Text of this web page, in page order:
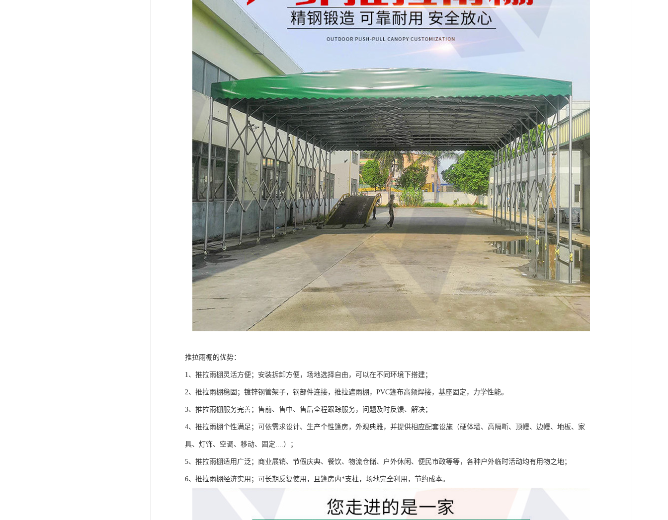
推拉雨棚的优势：
1、推拉雨棚灵活方便；安装拆卸方便，场地选择自由，可以在不同环境下搭建；
2、推拉雨棚稳固；镀锌钢管架子，钢部件连接，推拉遮雨棚，PVC篷布高频焊接，基座固定，力学性能。
3、推拉雨棚服务完善；售前、售中、售后全程跟踪服务，问题及时反馈、解决；
4、推拉雨棚个性满足；可依需求设计、生产个性篷房，外观典雅，并提供相应配套设施（硬体墙、高隔断、顶幔、边幔、地板、家
具、灯饰、空调、移动、固定....）；
5、推拉雨棚适用广泛；商业展销、节假庆典、餐饮、物流仓储、户外休闲、便民市政等等，各种户外临时活动均有用物之地；
6、推拉雨棚经济实用；可长期反复使用，且篷房内*支柱，场地完全利用，节约成本。